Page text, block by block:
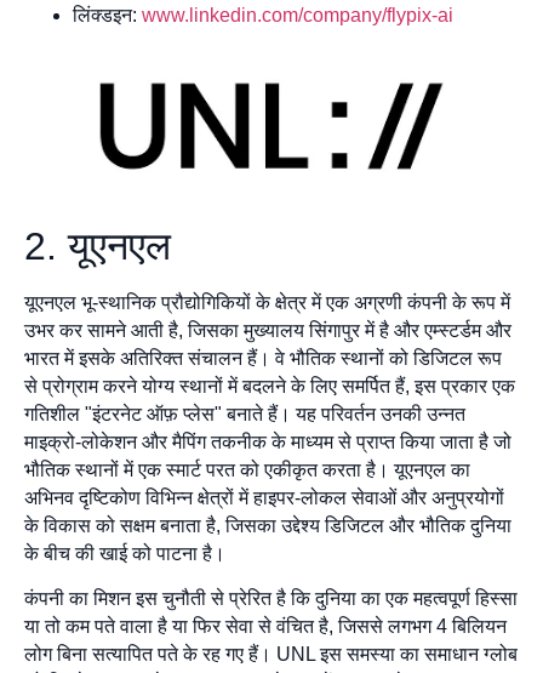
लिंक्डइन: www.linkedin.com/company/flypix-ai
2. यूएनएल
यूएनएल भू-स्थानिक प्रौद्योगिकियों के क्षेत्र में एक अग्रणी कंपनी के रूप में
उभर कर सामने आती है, जिसका मुख्यालय सिंगापुर में है और एम्स्टर्डम और
भारत में इसके अतिरिक्त संचालन हैं। वे भौतिक स्थानों को डिजिटल रूप
से प्रोग्राम करने योग्य स्थानों में बदलने के लिए समर्पित हैं, इस प्रकार एक
गतिशील "इंटरनेट ऑफ़ प्लेस" बनाते हैं। यह परिवर्तन उनकी उन्नत
माइक्रो-लोकेशन और मैपिंग तकनीक के माध्यम से प्राप्त किया जाता है जो
भौतिक स्थानों में एक स्मार्ट परत को एकीकृत करता है। यूएनएल का
अभिनव दृष्टिकोण विभिन्न क्षेत्रों में हाइपर-लोकल सेवाओं और अनुप्रयोगों
के विकास को सक्षम बनाता है, जिसका उद्देश्य डिजिटल और भौतिक दुनिया
के बीच की खाई को पाटना है।
कंपनी का मिशन इस चुनौती से प्रेरित है कि दुनिया का एक महत्वपूर्ण हिस्सा
या तो कम पते वाला है या फिर सेवा से वंचित है, जिससे लगभग 4 बिलियन
लोग बिना सत्यापित पते के रह गए हैं। UNL इस समस्या का समाधान ग्लोब